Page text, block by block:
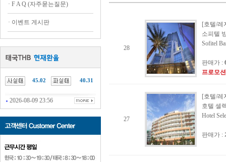
· F A Q (자주묻는질문)
· 이벤트 게시판
45.02 40.31
2026-08-09 23:56
28
[호텔/
소피텔
Sofitel
판매가 :
프로모
27
[호텔/
호텔 셀
Hotel
판매가 :